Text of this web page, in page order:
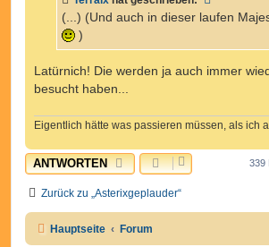
r
a
(...) (Und auch in dieser laufen
)
Latürnich! Die werden ja auch immer
besucht haben...
Eigentlich hätte was passieren müssen, als ich
ANTWORTEN 339
Zurück zu „Asterixgeplauder“
Hauptseite Forum